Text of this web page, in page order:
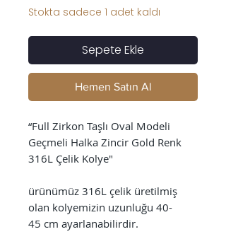
Stokta sadece 1 adet kaldı
Sepete Ekle
Hemen Satın Al
“Full Zirkon Taşlı Oval Modeli
Geçmeli Halka Zincir Gold Renk
316L Çelik Kolye"
ürünümüz 316L çelik üretilmiş
olan kolyemizin uzunluğu 40-
45 cm ayarlanabilirdir.